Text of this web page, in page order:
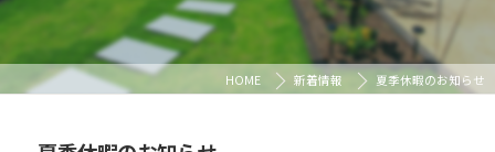
HOME 新着情報 夏季休暇のお知らせ